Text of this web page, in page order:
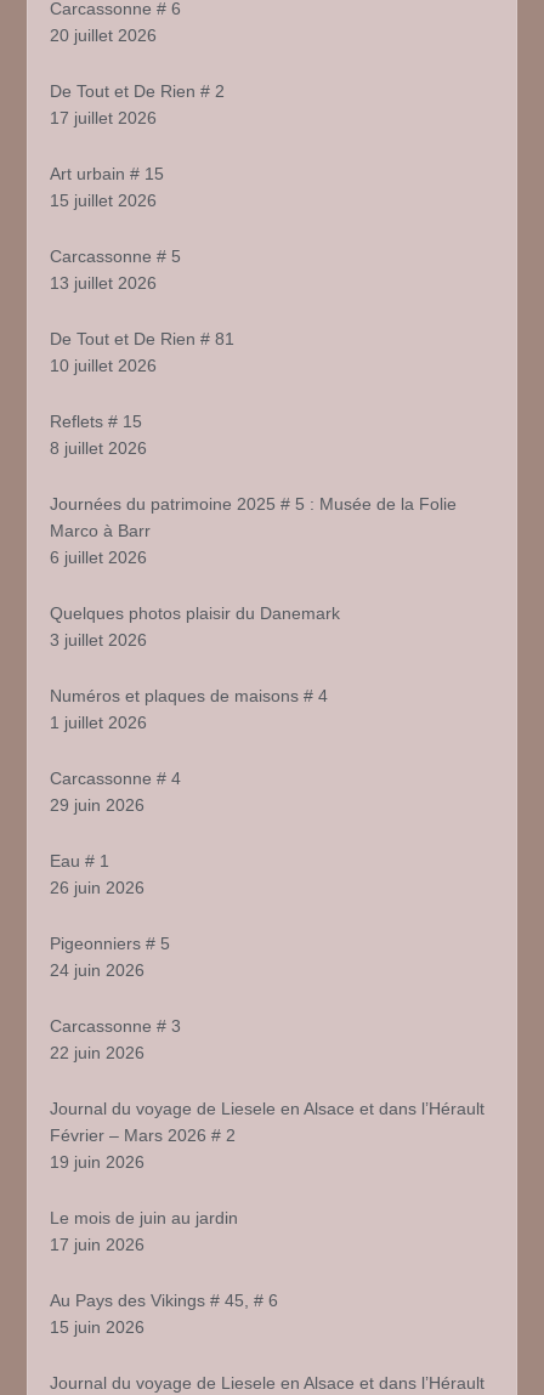
Carcassonne # 6
20 juillet 2026
De Tout et De Rien # 2
17 juillet 2026
Art urbain # 15
15 juillet 2026
Carcassonne # 5
13 juillet 2026
De Tout et De Rien # 81
10 juillet 2026
Reflets # 15
8 juillet 2026
Journées du patrimoine 2025 # 5 : Musée de la Folie
Marco à Barr
6 juillet 2026
Quelques photos plaisir du Danemark
3 juillet 2026
Numéros et plaques de maisons # 4
1 juillet 2026
Carcassonne # 4
29 juin 2026
Eau # 1
26 juin 2026
Pigeonniers # 5
24 juin 2026
Carcassonne # 3
22 juin 2026
Journal du voyage de Liesele en Alsace et dans l’Hérault
Février – Mars 2026 # 2
19 juin 2026
Le mois de juin au jardin
17 juin 2026
Au Pays des Vikings # 45, # 6
15 juin 2026
Journal du voyage de Liesele en Alsace et dans l’Hérault